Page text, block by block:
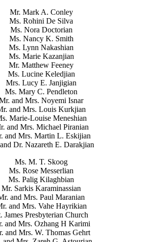
Mr. Mark A. Conley
Ms. Rohini De Silva
Ms. Nora Doctorian
Ms. Nancy K. Smith
Ms. Lynn Nakashian
Ms. Marie Kazanjian
Mr. Matthew Feeney
Ms. Lucine Keledjian
Mrs. Lucy E. Janjigian
Ms. Mary C. Pendleton
and Mrs. Noyemi Isnar
and Mrs. Louis Kurkjian
Marie-Louise Meneshian
and Mrs. Michael Piranian
and Mrs. Martin L. Eskijian
Dr. Nazareth E. Darakjian
Ms. M. T. Skoog
Ms. Rose Messerlian
Ms. Palig Kilaghbian
Mr. Sarkis Karaminassian
and Mrs. Paul Maranian
and Mrs. Vahe Hayrikian
James Presbyterian Church
and Mrs. Ozhang H Karimi
and Mrs. W. Thomas Gehrt